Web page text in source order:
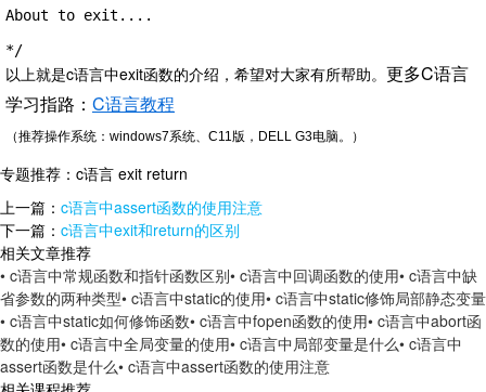
About to exit....
*/
以上就是c语言中exit函数的介绍，希望对大家有所帮助。 更多C语言
学习指路： C语言教程
（推荐操作系统：windows7系统、 C11版 ，DELL G3电脑。）
专题推荐： c语言 exit return
上一篇： c语言中assert函数的使用注意
下一篇： c语言中exit和return的区别
相关文章推荐
• c语言中常规函数和指针函数区别• c语言中回调函数的使用• c语言中缺
省参数的两种类型• c语言中static的使用• c语言中static修饰局部静态变量
• c语言中static如何修饰函数• c语言中fopen函数的使用• c语言中abort函
数的使用• c语言中全局变量的使用• c语言中局部变量是什么• c语言中
assert函数是什么• c语言中assert函数的使用注意